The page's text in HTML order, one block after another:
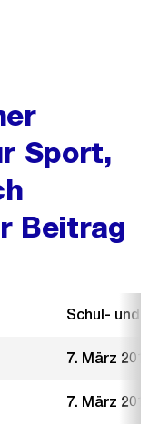
Sport,
Beitrag
Schul- und
7. März 2012
7. März 2012